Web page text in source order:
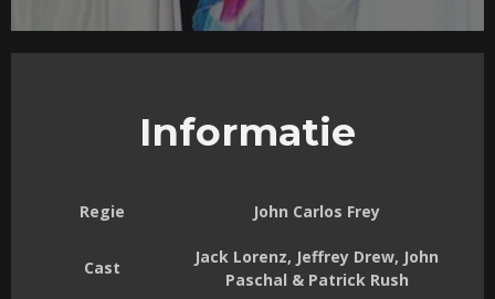
Informatie
Regie John Carlos Frey
Cast
Jack Lorenz, Jeffrey Drew, John
Paschal & Patrick Rush